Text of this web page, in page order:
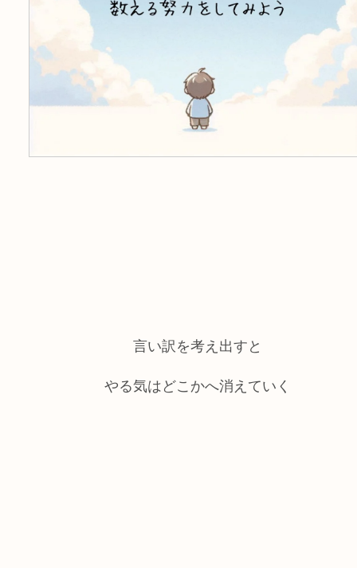
言い訳を考え出すと
やる気はどこかへ消えていく